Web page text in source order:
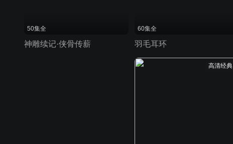
50集全
神雕续记·侠骨传薪
60集全
羽毛耳环
高清经典